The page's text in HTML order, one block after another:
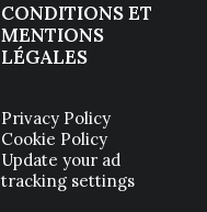
CONDITIONS ET
MENTIONS
LÉGALES
Privacy Policy
Cookie Policy
Update your ad
tracking settings